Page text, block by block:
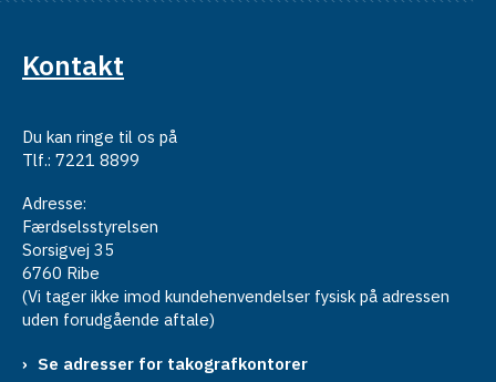
Kontakt
Du kan ringe til os på
Tlf.: 7221 8899
Adresse:
Færdselsstyrelsen
Sorsigvej 35
6760 Ribe
(Vi tager ikke imod kundehenvendelser fysisk på adressen
uden forudgående aftale)
Se adresser for takografkontorer